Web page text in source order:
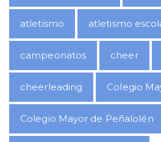
atletismo atletismo
campeonatos cheer
cheerleading Colegio
Colegio Mayor de Peñalolén